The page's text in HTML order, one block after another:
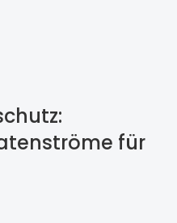
für